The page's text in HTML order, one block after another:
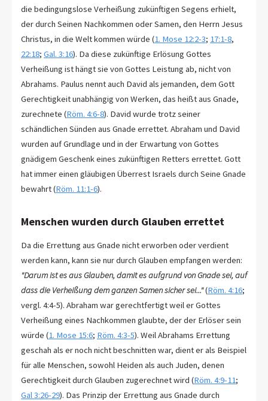
die bedingungslose Verheißung zukünftigen Segens erhielt,
der durch Seinen Nachkommen oder Samen, den Herrn Jesus
Christus, in die Welt kommen würde (1. Mose 12:2-3; 17:1-8,
22:18; Gal. 3:16). Da diese zukünftige Erlösung Gottes
Verheißung ist hängt sie von Gottes Leistung ab, nicht von
Abrahams. Paulus nennt auch David als jemanden, dem Gott
Gerechtigkeit unabhängig von Werken, das heißt aus Gnade,
zurechnete (Röm. 4:6-8). David wurde trotz seiner
schändlichen Sünden aus Gnade errettet. Abraham und David
wurden auf Grundlage und in der Erwartung von Gottes
gnädigem Geschenk eines zukünftigen Retters errettet. Gott
hat immer einen gläubigen Überrest Israels durch Seine Gnade
bewahrt (Röm. 11:1-6).
Menschen wurden durch Glauben errettet
Da die Errettung aus Gnade nicht erworben oder verdient
werden kann, kann sie nur durch Glauben empfangen werden:
"Darum ist es aus Glauben, damit es aufgrund von Gnade sei, auf
dass die Verheißung dem ganzen Samen sicher sei..."(Röm. 4:16;
vergl. 4:4-5). Abraham war gerechtfertigt weil er Gottes
Verheißung eines Nachkommen glaubte, der der Erlöser sein
würde (1. Mose 15:6; Röm. 4:3-5). Weil Abrahams Errettung
geschah als er noch nicht beschnitten war, dient er als Beispiel
für alle Menschen, sowohl Heiden als auch Juden, denen
Gerechtigkeit durch Glauben zugerechnet wird (Röm. 4:9-11;
Gal 3:26-29). Das Prinzip der Errettung aus Gnade durch